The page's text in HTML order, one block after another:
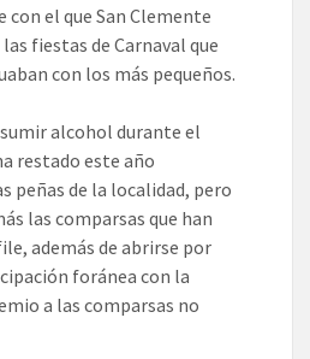
el que San Clemente
fiestas de Carnaval que
con los más pequeños.
alcohol durante el
restado este año
peñas de la localidad, pero
las comparsas que han
además de abrirse por
foránea con la
a las comparsas no